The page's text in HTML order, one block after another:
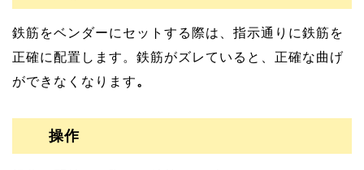
鉄筋をベンダーにセットする際は、指示通りに鉄筋を
正確に配置します。鉄筋がズレていると、正確な曲げ
ができなくなります。
操作